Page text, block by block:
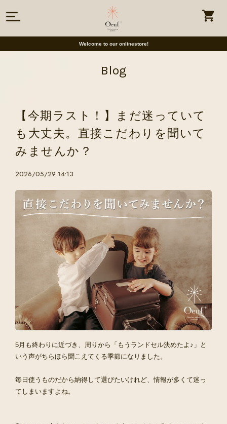
Welcome to our onlinestore!
Blog
【今期ラスト！】まだ迷っていて
も大丈夫。直接こだわりを聞いて
みませんか？
2026/05/29 14:13
5月も終わりに近づき、周りから「もうランドセル決めたよ♪」と
いう声がちらほら聞こえてくる季節になりました。
毎日使うものだから納得して選びたいけれど、情報が多くて迷っ
てしまいますよね。